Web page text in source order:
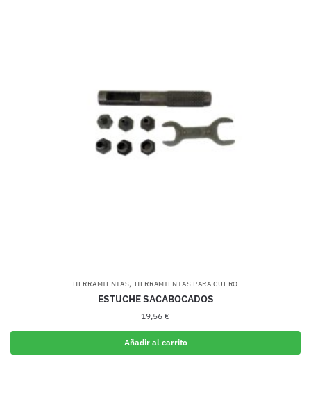
HERRAMIENTAS, HERRAMIENTAS PARA CUERO
ESTUCHE SACABOCADOS
19,56 €
Añadir al carrito